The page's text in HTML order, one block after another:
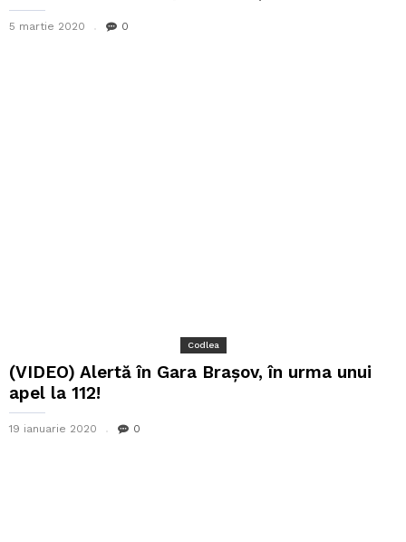
5 martie 2020 0
Codlea
(VIDEO) Alertă în Gara Brașov, în urma unui
apel la 112!
19 ianuarie 2020 0